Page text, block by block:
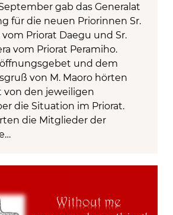
September gab das Generalat
für die neuen Priorinnen Sr.
Priorat Daegu und Sr.
vom Priorat Peramiho.
und dem
von M. Maoro hörten
von den jeweiligen
die Situation im Priorat.
die Mitglieder der